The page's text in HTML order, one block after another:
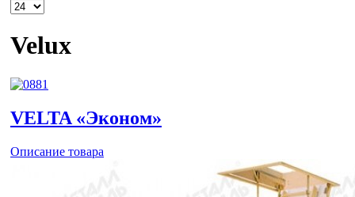
Velux
VELTA «Эконом»
Описание товара